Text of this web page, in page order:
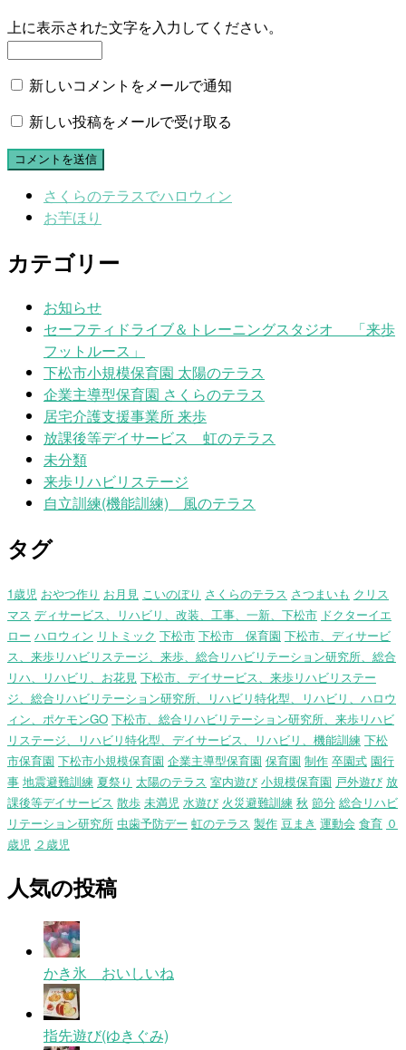
上に表示された文字を入力してください。
新しいコメントをメールで通知
新しい投稿をメールで受け取る
さくらのテラスでハロウィン
お芋ほり
カテゴリー
お知らせ
セーフティドライブ＆トレーニングスタジオ 「来歩
フットルース」
下松市小規模保育園 太陽のテラス
企業主導型保育園 さくらのテラス
居宅介護支援事業所 来歩
放課後等デイサービス 虹のテラス
未分類
来歩リハビリステージ
自立訓練(機能訓練) 風のテラス
タグ
1歳児 おやつ作り お月見 こいのぼり さくらのテラス さつまいも クリス
マス ディサービス、リハビリ、改装、工事、一新、下松市 ドクターイエ
ロー ハロウィン リトミック 下松市 下松市 保育園 下松市、ディサービ
ス、来歩リハビリステージ、来歩、総合リハビリテーション研究所、総合
リハ、リハビリ、お花見 下松市、デイサービス、来歩リハビリステー
ジ、総合リハビリテーション研究所、リハビリ特化型、リハビリ、ハロウ
ィン、ポケモンGO 下松市、総合リハビリテーション研究所、来歩リハビ
リステージ、リハビリ特化型、デイサービス、リハビリ、機能訓練 下松
市保育園 下松市小規模保育園 企業主導型保育園 保育園 制作 卒園式 園行
事 地震避難訓練 夏祭り 太陽のテラス 室内遊び 小規模保育園 戸外遊び 放
課後等デイサービス 散歩 未満児 水遊び 火災避難訓練 秋 節分 総合リハビ
リテーション研究所 虫歯予防デー 虹のテラス 製作 豆まき 運動会 食育 ０
歳児 ２歳児
人気の投稿
かき氷 おいしいね
指先遊び(ゆきぐみ)